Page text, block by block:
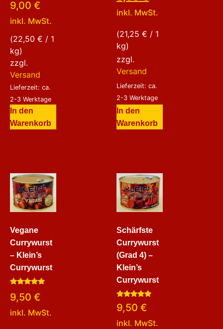
mit
von 5
9,00 €
inkl. MwSt.
(22,50 € / 1
kg)
zzgl.
Versand
Lieferzeit: ca.
2-3 Werktage
In den
Warenkorb
inkl. MwSt.
(21,25 € / 1
kg)
zzgl.
Versand
Lieferzeit: ca.
2-3 Werktage
In den
Warenkorb
Vegane
Currywurst
– Klein’s
Currywurst
mit
5.00
von 5
9,50 €
inkl. MwSt.
Schärfste
Currywurst
(Grad 4) –
Klein’s
Currywurst
Bewertet
mit
von 5
9,50 €
inkl. MwSt.